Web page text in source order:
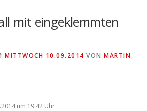
mit eingeklemmten
MITTWOCH 10.09.2014 VON MARTIN
um 19:42 Uhr